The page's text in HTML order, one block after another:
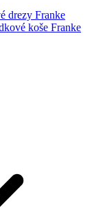
drezy Franke
koše Franke